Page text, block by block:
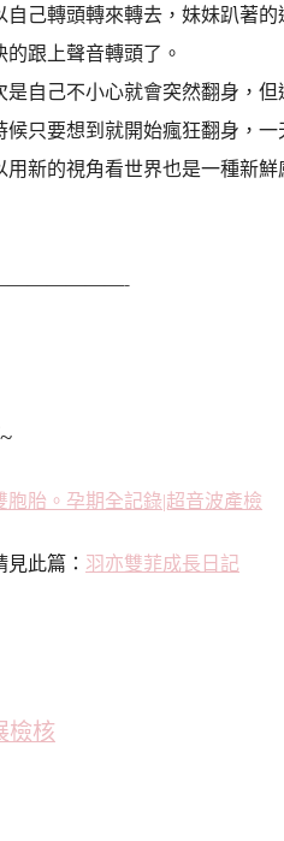
己轉頭轉來轉去，妹妹趴著
跟上聲音轉頭了。
自己不小心就會突然翻身，
只要想到就開始瘋狂翻身，一
新的視角看世界也是一種新
胞胎。孕期全記錄|超音波產檢
此篇： 羽亦雙菲成長日記